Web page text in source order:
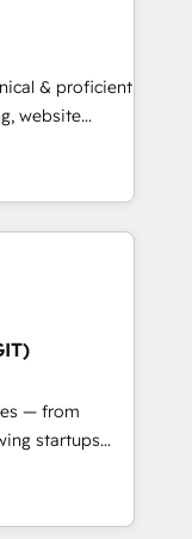
over a
analysis,
leads.
& proficient
website
in multi-hub
Impact
Award 🏆
Award 🏆2017
🏆2016
🏆2015
— from
startups
scale
HubSpot.
we fuse